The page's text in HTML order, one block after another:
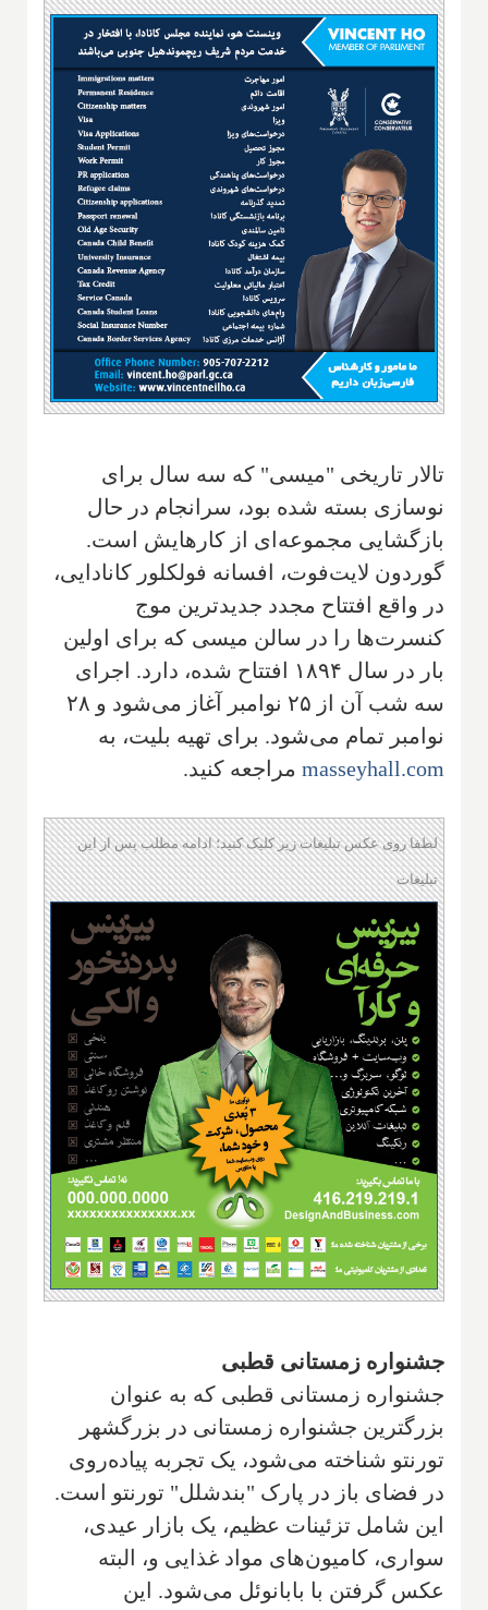
تالار تاریخی "میسی" که سه سال برای
نوسازی بسته شده بود، سرانجام در حال
بازگشایی مجموعه‌ای از کارهایش است.
گوردون لایت‌فوت، افسانه فولکلور کانادایی،
در واقع افتتاح مجدد جدیدترین موج
کنسرت‌ها را در سالن میسی که برای اولین
بار در سال ۱۸۹۴ افتتاح شده، دارد. اجرای
سه شب آن از ۲۵ نوامبر آغاز می‌شود و ۲۸
نوامبر تمام می‌شود. برای تهیه بلیت، به
masseyhall.com مراجعه کنید.
لطفا روی عکس تبلیغات زیر کلیک کنید؛ ادامه مطلب پس از این
تبلیغات
جشنواره زمستانی قطبی
جشنواره زمستانی قطبی که به عنوان
بزرگترین جشنواره زمستانی در بزرگشهر
تورنتو شناخته می‌شود، یک تجربه پیاده‌روی
در فضای باز در پارک "بندشلل" تورنتو است.
این شامل تزئینات عظیم، یک بازار عیدی،
سواری، کامیون‌های مواد غذایی و، البته
عکس گرفتن با بابانوئل می‌شود. این